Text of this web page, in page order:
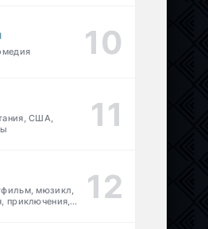
США,
мюзикл,
приключения,